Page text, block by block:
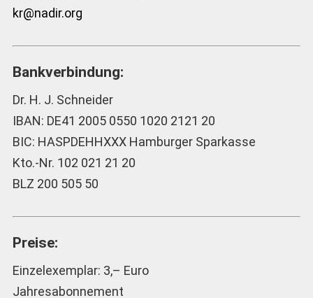
kr@nadir.org
Bankverbindung:
Dr. H. J. Schneider
IBAN: DE41 2005 0550 1020 2121 20
BIC: HASPDEHHXXX Hamburger Sparkasse
Kto.-Nr. 102 021 21 20
BLZ 200 505 50
Preise:
Einzelexemplar: 3,– Euro
Jahresabonnement